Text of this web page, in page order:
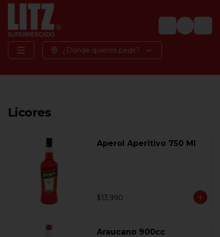
Login
¿Dónde quieres pedir?
Licores
Aperol Aperitivo 750 Ml
$13.990
Araucano 900cc